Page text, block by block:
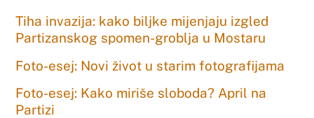
Tiha invazija: kako biljke mijenjaju izgled
Partizanskog spomen-groblja u Mostaru
Foto-esej: Novi život u starim fotografijama
Foto-esej: Kako miriše sloboda? April na
Partizi